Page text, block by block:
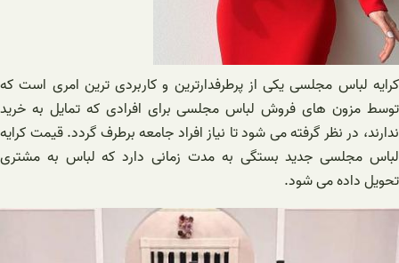
کرایه لباس مجلسی یکی از پرطرفدارترین و کاربردی ترین امری است که
توسط مزون های فروش لباس مجلسی برای افرادی که تمایل به خرید
ندارند، در نظر گرفته می شود تا نیاز افراد جامعه برطرف گردد. قیمت کرایه
لباس مجلسی جدید بستگی به مدت زمانی دارد که لباس به مشتری
تحویل داده می شود.